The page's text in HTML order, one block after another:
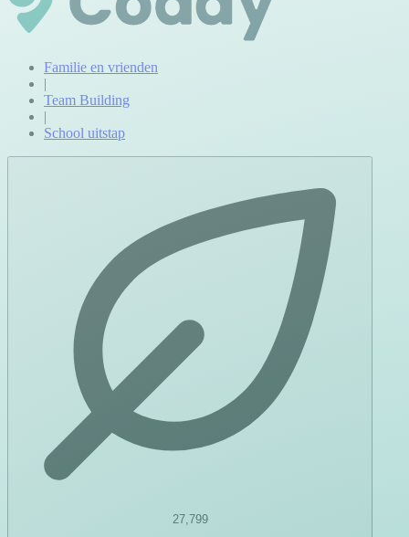
Familie en vrienden
|
Team Building
|
School uitstap
27,799